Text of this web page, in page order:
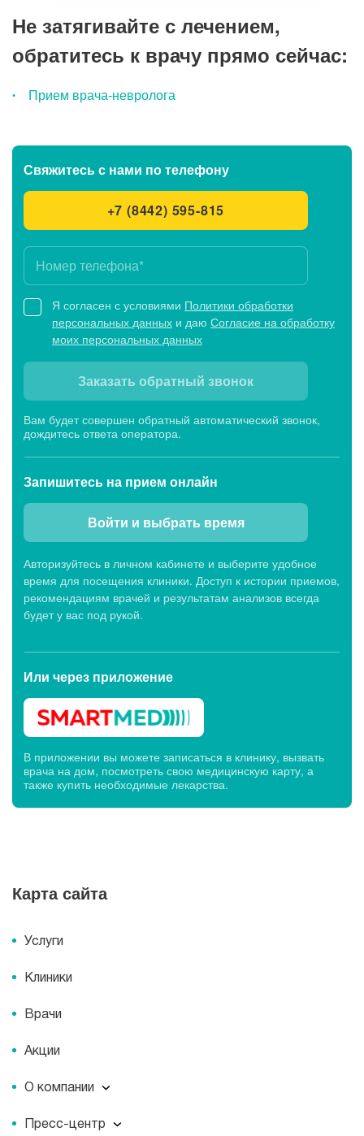
Не затягивайте с лечением,
обратитесь к врачу прямо сейчас:
Прием врача-невролога
Свяжитесь с нами по телефону
+7 (8442) 595-815
Я согласен с условиями Политики обработки
персональных данных и даю Согласие на обработку
моих персональных данных
Заказать обратный звонок
Вам будет совершен обратный автоматический звонок,
дождитесь ответа оператора.
Запишитесь на прием онлайн
Войти и выбрать время
Авторизуйтесь в личном кабинете и выберите удобное
время для посещения клиники. Доступ к истории приемов,
рекомендациям врачей и результатам анализов всегда
будет у вас под рукой.
Или через приложение
В приложении вы можете записаться в клинику, вызвать
врача на дом, посмотреть свою медицинскую карту, а
также купить необходимые лекарства.
Карта сайта
Услуги
Клиники
Врачи
Акции
О компании
О компании
Пресс-центр